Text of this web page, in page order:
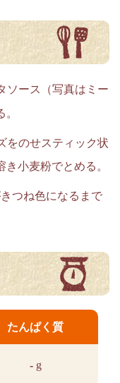
ソース（写真はミー
をのせスティック状
小麦粉でとめる。
つね色になるまで
たんぱく質
-g